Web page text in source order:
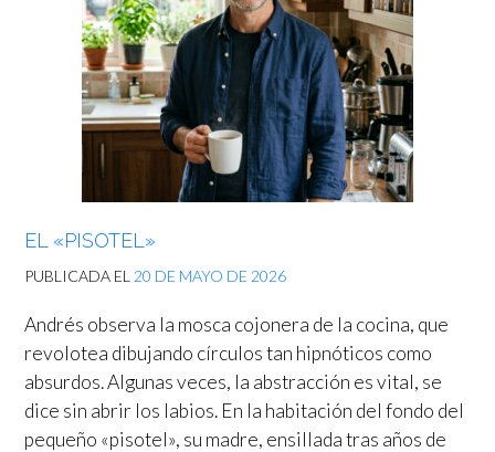
EL «PISOTEL»
PUBLICADA EL 20 DE MAYO DE 2026
Andrés observa la mosca cojonera de la cocina, que
revolotea dibujando círculos tan hipnóticos como
absurdos. Algunas veces, la abstracción es vital, se
dice sin abrir los labios. En la habitación del fondo del
pequeño «pisotel», su madre, ensillada tras años de